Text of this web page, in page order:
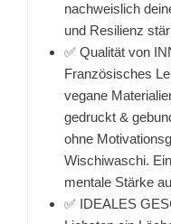
nachweislich
und Resilienz
✅ Qualität von
Französisches
vegane
gedruckt &
ohne
Wischiwaschi.
mentale Stärke
✅ IDEALES